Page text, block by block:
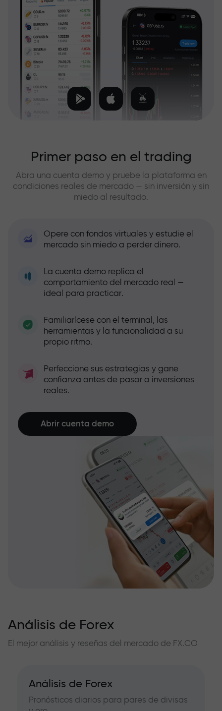
Primer paso en el trading
Abra una cuenta demo y pruebe la plataforma en
condiciones reales de mercado — sin inversión y sin
miedo al resultado.
Opere con fondos virtuales y estudie el
mercado sin miedo a perder dinero.
La cuenta demo replica el
comportamiento del mercado real —
ideal para practicar.
Familiarícese con el terminal, las
herramientas y la funcionalidad a su
propio ritmo.
Perfeccione sus estrategias y gane
confianza antes de pasar a inversiones
reales.
Abrir cuenta demo
Análisis de Forex
El mejor análisis y reseñas del mercado de FX.CO
Análisis de Forex
Pronósticos diarios para pares de divisas